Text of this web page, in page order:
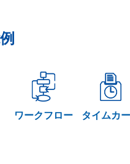
ワークフロー タイムカ